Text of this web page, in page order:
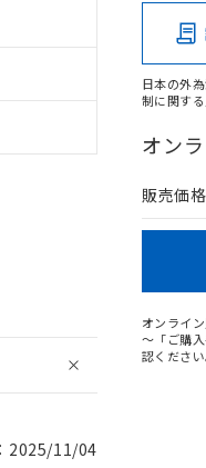
2025/11/04
日本の外
制に関する
オン
販売価
オンライ
～「ご購
認ください